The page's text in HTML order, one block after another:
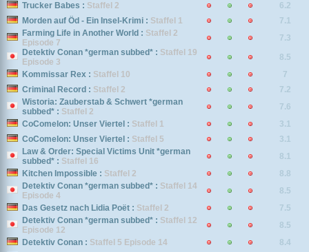
Trucker Babes : Staffel 2
6.2
Morden auf Öd - Ein Insel-Krimi : Staffel 1
7.1
Farming Life in Another World : Staffel 2
Episode 7
7.3
Detektiv Conan *german subbed* : Staffel 19
Episode 3
8.5
Kommissar Rex : Staffel 10
7
Criminal Record : Staffel 2
7.2
Wistoria: Zauberstab & Schwert *german
subbed* : Staffel 2
7.6
CoComelon: Unser Viertel : Staffel 1
3.1
CoComelon: Unser Viertel : Staffel 5
3.1
Law & Order: Special Victims Unit *german
subbed* : Staffel 16
8.1
Kitchen Impossible : Staffel 2
8.8
Detektiv Conan *german subbed* : Staffel 14
Episode 4
8.5
Das Gesetz nach Lidia Poët : Staffel 2
7.5
Detektiv Conan *german subbed* : Staffel 12
Episode 12
8.5
Detektiv Conan : Staffel 5 Episode 14
8.4